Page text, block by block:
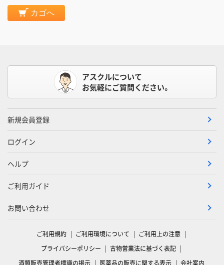
カゴへ
アスクルについて
お気軽にご質問ください。
新規会員登録
ログイン
ヘルプ
ご利用ガイド
お問い合わせ
ご利用規約 ご利用環境について
ご利用上の注意
プライバシーポリシー
古物営業法に基づく表記
酒類販売管理者標識の掲示
医薬品の販売に関する表示 会社案内